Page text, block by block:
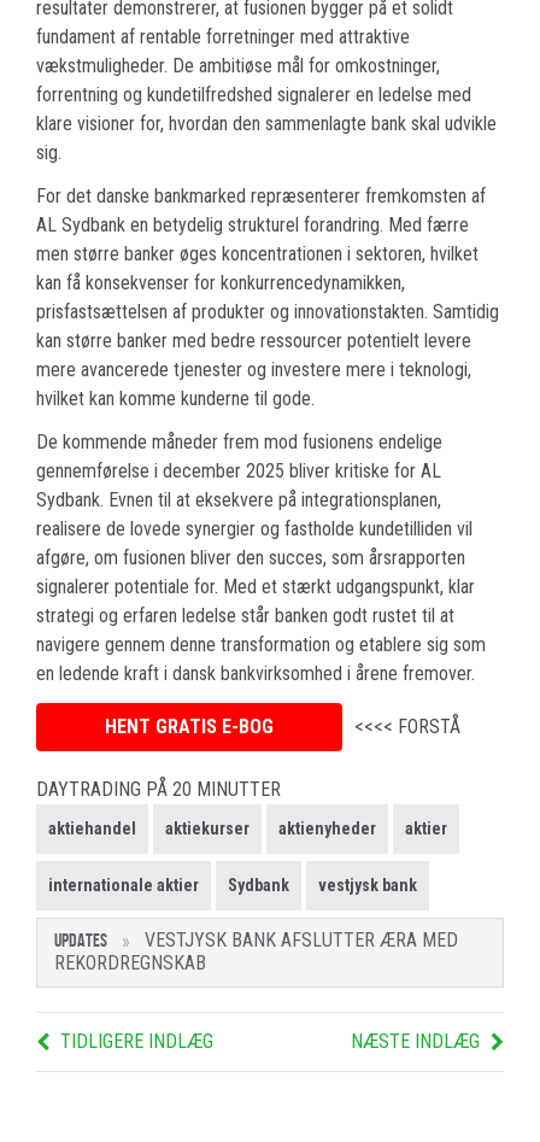
resultater demonstrerer, at fusionen bygger på et solidt
fundament af rentable forretninger med attraktive
vækstmuligheder. De ambitiøse mål for omkostninger,
forrentning og kundetilfredshed signalerer en ledelse med
klare visioner for, hvordan den sammenlagte bank skal udvikle
sig.
For det danske bankmarked repræsenterer fremkomsten af
AL Sydbank en betydelig strukturel forandring. Med færre
men større banker øges koncentrationen i sektoren, hvilket
kan få konsekvenser for konkurrencedynamikken,
prisfastsættelsen af produkter og innovationstakten. Samtidig
kan større banker med bedre ressourcer potentielt levere
mere avancerede tjenester og investere mere i teknologi,
hvilket kan komme kunderne til gode.
De kommende måneder frem mod fusionens endelige
gennemførelse i december 2025 bliver kritiske for AL
Sydbank. Evnen til at eksekvere på integrationsplanen,
realisere de lovede synergier og fastholde kundetilliden vil
afgøre, om fusionen bliver den succes, som årsrapporten
signalerer potentiale for. Med et stærkt udgangspunkt, klar
strategi og erfaren ledelse står banken godt rustet til at
navigere gennem denne transformation og etablere sig som
en ledende kraft i dansk bankvirksomhed i årene fremover.
HENT GRATIS E-BOG <<<< FORSTÅ
DAYTRADING PÅ 20 MINUTTER
aktiehandel aktiekurser aktienyheder aktier
internationale aktier Sydbank vestjysk bank
UPDATES
VESTJYSK BANK AFSLUTTER ÆRA MED
REKORDREGNSKAB
TIDLIGERE INDLÆG NÆSTE INDLÆG